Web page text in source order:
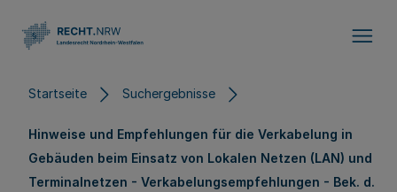
Startseite Suchergebnisse
Hinweise und Empfehlungen für die Verkabelung in
Gebäuden beim Einsatz von Lokalen Netzen (LAN) und
Terminalnetzen - Verkabelungsempfehlungen - Bek. d.